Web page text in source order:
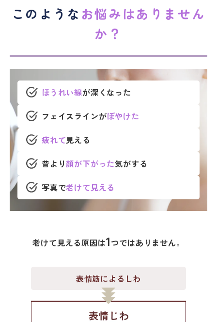
このような お悩みはありません
か？
ほうれい線が深くなった
フェイスラインがぼやけた
疲れて見える
昔より 顔が下がった気がする
写真で老けて見える
老けて見える原因は1つではありません。
表情筋によるしわ